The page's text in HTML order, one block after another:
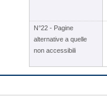
N°22 - Pagine
alternative a quelle
non accessibili